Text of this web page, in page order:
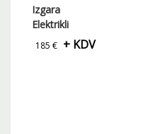
Izgara
Elektrikli
185 € + KDV